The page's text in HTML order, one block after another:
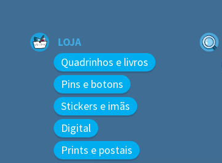
LOJA
Quadrinhos e livros
Pins e botons
Stickers e imãs
Digital
Prints e postais